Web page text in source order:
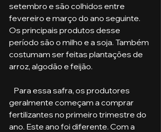
setembro e são colhidos entre
fevereiro e março do ano seguinte.
Os principais produtos desse
período são o milho e a soja. Também
costumam ser feitas plantações de
arroz, algodão e feijão.
geralmente começam a comprar
fertilizantes no primeiro trimestre do
ano. Este ano foi diferente. Com a